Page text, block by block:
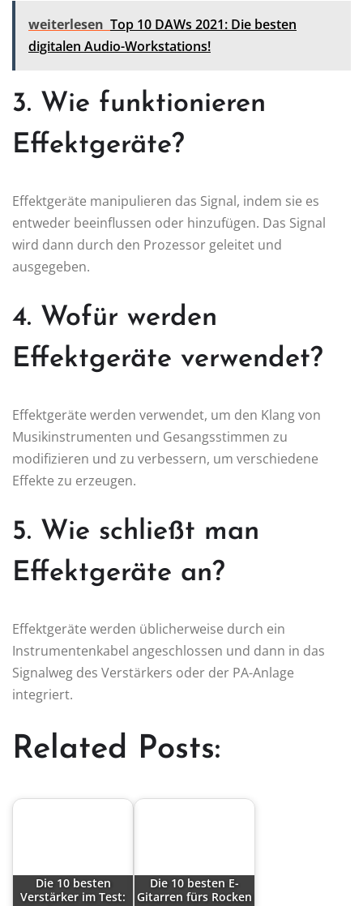
weiterlesen Top 10 DAWs 2021: Die besten
digitalen Audio-Workstations!
3. Wie funktionieren
Effektgeräte?
Effektgeräte manipulieren das Signal, indem sie es
entweder beeinflussen oder hinzufügen. Das Signal
wird dann durch den Prozessor geleitet und
ausgegeben.
4. Wofür werden
Effektgeräte verwendet?
Effektgeräte werden verwendet, um den Klang von
Musikinstrumenten und Gesangsstimmen zu
modifizieren und zu verbessern, um verschiedene
Effekte zu erzeugen.
5. Wie schließt man
Effektgeräte an?
Effektgeräte werden üblicherweise durch ein
Instrumentenkabel angeschlossen und dann in das
Signalweg des Verstärkers oder der PA-Anlage
integriert.
Related Posts:
Die 10 besten
Verstärker im Test:
Die 10 besten E-
Gitarren fürs Rocken